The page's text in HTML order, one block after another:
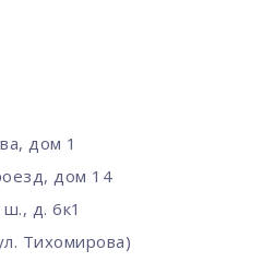
дом 1
дом 14
д. 6к1
Тихомирова)